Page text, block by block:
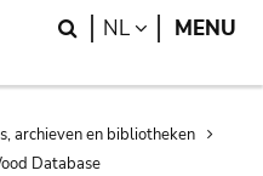
Search
NL LANGUAGE
MENU
archieven en bibliotheken
Database